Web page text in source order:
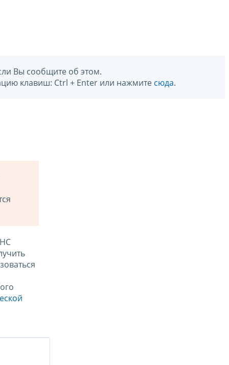
Вы сообщите об этом.
клавиш: Ctrl + Enter или нажмите сюда.